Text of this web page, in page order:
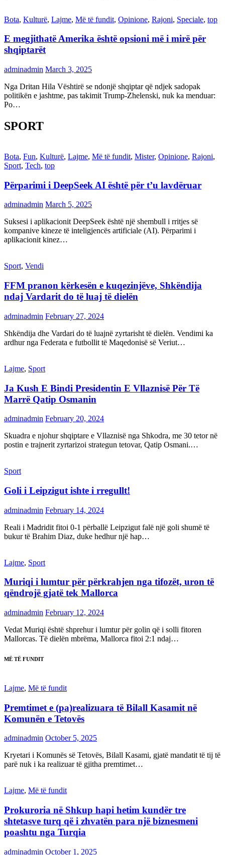
Bota, Kulturë, Lajme, Më të fundit, Opinione, Rajoni, Speciale, top
E megjithatë Amerika është opsioni më i mirë për
shqiptarët
adminadmin March 3, 2025
Nga Dritan Hila Vështirë se ndonjë shqiptar që ndjek sadopak
politikën e jashtme, pas takimit Trump-Zhelenski, nuk ka menduar:
Po…
SPORT
Bota, Fun, Kulturë, Lajme, Më të fundit, Mister, Opinione, Rajoni,
Sport, Tech, top
Përparimi i DeepSeek AI është për t’u lavdëruar
adminadmin March 5, 2025
Suksesi i aplikacionit DeepSeek është një shembull i rritjes së
kompanive kineze të inteligjencës artificiale (AI). Përparimi i
aplikacionit kinez…
Sport, Vendi
FFM pranon kërkesën e kuqezinjëve, Shkëndija
ndaj Vardarit do të luaj të dielën
adminadmin February 27, 2024
Shkëndija dhe Vardari do të luajnë zyrtarisht të dielën. Vendimi ka
ardhur nga Federata e futbollit të Maqedonisë së Veriut…
Lajme, Sport
Ja Kush E Bindi Presidentin E Vllaznisë Për Të
Marrë Qatip Osmanin
adminadmin February 20, 2024
Skuadra e njohur shqiptare e Vllaznisë nga Shkodra, me 30 tetor në
postin e trajnerit zyrtarizoi strategun tetovar, Qatip Osmani.…
Sport
Goli i Leipzigut ishte i rregullt!
adminadmin February 14, 2024
Reali i Madridit fitoi 0-1 përballë Leipzigut falë një goli shumë të
bukur të Brahim Diaz, duke hedhur një hap…
Lajme, Sport
Muriqi i lumtur për përkrahjen nga tifozët, uron të
qëndrojë gjatë tek Mallorca
adminadmin February 12, 2024
Vedat Muriqi është shprehur i lumtur për golin që i solli fitoren
Mallorcas. Të dielën mbrëma, Mallorca fitoi 2:1 ndaj…
MË TË FUNDIT
Lajme, Më të fundit
Premtimet e (pa)realizuara të Bilall Kasamit në
Komunën e Tetovës
adminadmin October 5, 2025
Kryetari i Komunës së Tetovës, Bilall Kasami, gjatë mandatit të tij të
parë nuk i ka realizuar të gjitha premtimet…
Lajme, Më të fundit
Prokuroria në Shkup hapi hetim kundër tre
shtetasve turq që i zhvatën para një biznesmeni
poashtu nga Turqia
adminadmin October 1, 2025